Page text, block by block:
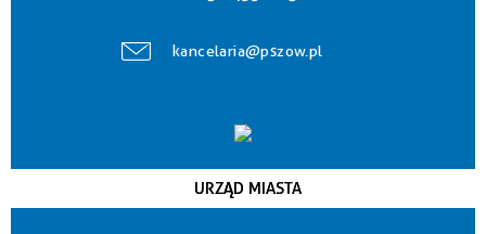
kancelaria@pszow.pl
URZĄD MIASTA